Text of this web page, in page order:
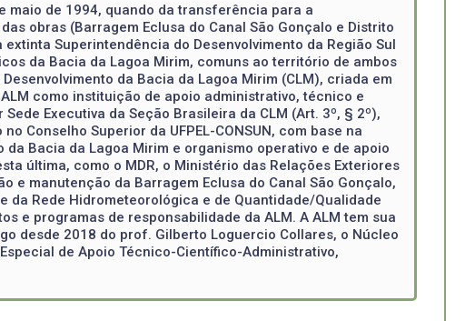
maio de 1994, quando da transferência para a
obras (Barragem Eclusa do Canal São Gonçalo e Distrito
Superintendência do Desenvolvimento da Região Sul
da Bacia da Lagoa Mirim, comuns ao território de ambos
da Bacia da Lagoa Mirim (CLM), criada em
como instituição de apoio administrativo, técnico e
Executiva da Seção Brasileira da CLM (Art. 3º, § 2º),
Conselho Superior da UFPEL-CONSUN, com base na
Bacia da Lagoa Mirim e organismo operativo e de apoio
última, como o MDR, o Ministério das Relações Exteriores
e manutenção da Barragem Eclusa do Canal São Gonçalo,
Rede Hidrometeorológica e de Quantidade/Qualidade
e programas de responsabilidade da ALM. A ALM tem sua
desde 2018 do prof. Gilberto Loguercio Collares, o Núcleo
de Apoio Técnico-Científico-Administrativo,